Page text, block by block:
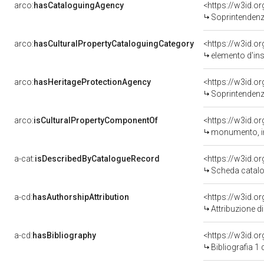
arco:hasCataloguingAgency
<https://
arco:hasCulturalPropertyCataloguingCategory
<https://
elemento
arco:hasHeritageProtectionAgency
<https://
arco:isCulturalPropertyComponentOf
<https://
monumento,
a-cat:isDescribedByCatalogueRecord
<https://
Scheda
a-cd:hasAuthorshipAttribution
Attribuzione
a-cd:hasBibliography
<https://
Bibliografia 1